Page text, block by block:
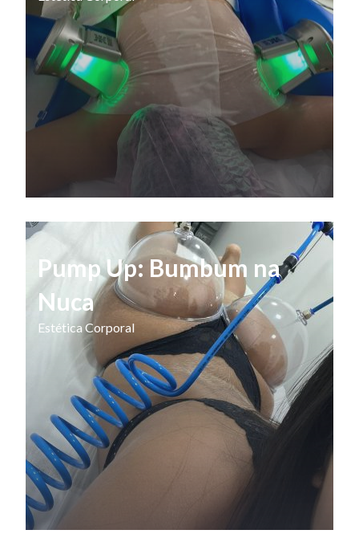
Pump Up: Bumbum na
Nuca
Estética Corporal